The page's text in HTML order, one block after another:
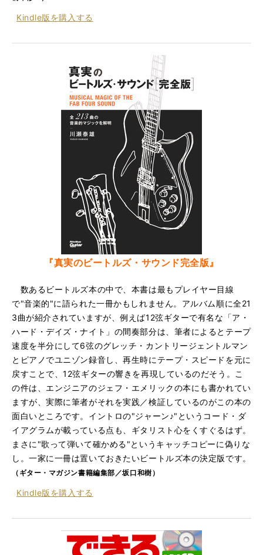
Kindle版を購入する
『真実のビートルズ・サウンド完全版』
数あるビートルズ本の中で、本書は最もプレイヤー目線
で"音楽的"に語られた一冊かもしれません。アルバム順に全21
3曲が紹介されていますが、例えば12弦ギターで有名な「ア・
ハード・デイズ・ナイト」の間奏部分は、筆者によるとテープ
速度を半分にして6弦のグレッチ・カントリージェントルマン
とピアノでユニゾン録音し、再生時にテープ・スピードを元に
戻すことで、12弦ギターの響きを再現しているのだそう。こ
の件は、エンジニアのジェフ・エメリックの本にも書かれてい
ますが、実際に筆者がそれを実践／検証しているのがこの本の
面白いところです。イントロの"ジャーン♪"というコード・ダ
イアグラムが載っている点も、ギタリスト心をくすぐるはず。
まさに"歌って弾いて確かめる"というキャッチコピーに偽りな
し。一家に一冊は置いておきたいビートルズ本の決定版です。
（ギター・マガジン書籍編集部／坂口和樹）
Kindle版を購入する